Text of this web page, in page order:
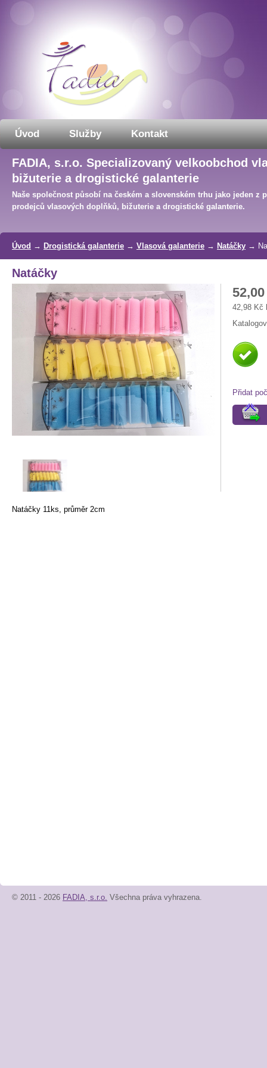
Úvod Služby Kontakt
FADIA, s.r.o. Specializovaný velkoobchod
bižuterie a drogistické galanterie
Naše společnost působí na českém a slovenském trhu jako jeden z
prodejců vlasových doplňků, bižuterie a drogistické galanterie.
Úvod → Drogistická galanterie → Vlasová galanterie → Natáčky →
Natáčky
42,98 Kč
Přidat
Natáčky 11ks, průměr 2cm
© 2011 - 2026 FADIA, s.r.o. Všechna práva vyhrazena.